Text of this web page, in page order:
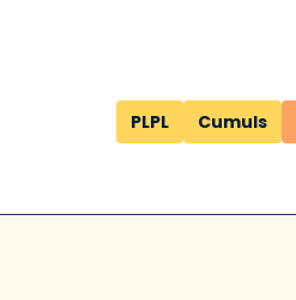
PLPL Cumuls